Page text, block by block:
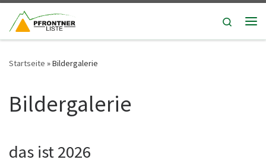
Zum Inhalt springen
Search
Startseite »Bildergalerie
Bildergalerie
das ist 2026